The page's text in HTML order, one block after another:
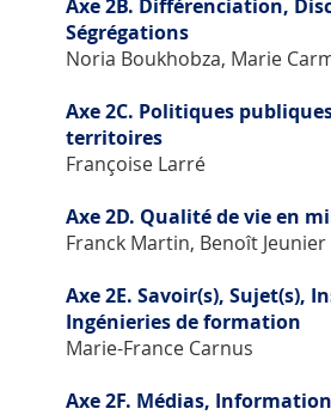
Axe 2B. Différenciation,
Ségrégations
Noria Boukhobza, Marie
Axe 2C. Politiques
territoires
Françoise Larré
Axe 2D. Qualité de vie en
Franck Martin, Benoît Jeunier
Axe 2E. Savoir(s), Sujet(s),
Ingénieries de formation
Marie-France Carnus
Axe 2F. Médias,